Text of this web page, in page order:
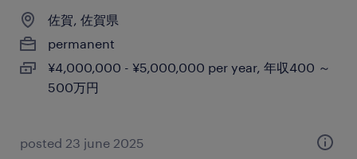
佐賀, 佐賀県
permanent
¥4,000,000 - ¥5,000,000 per year, 年収400 ～
500万円
posted 23 june 2025